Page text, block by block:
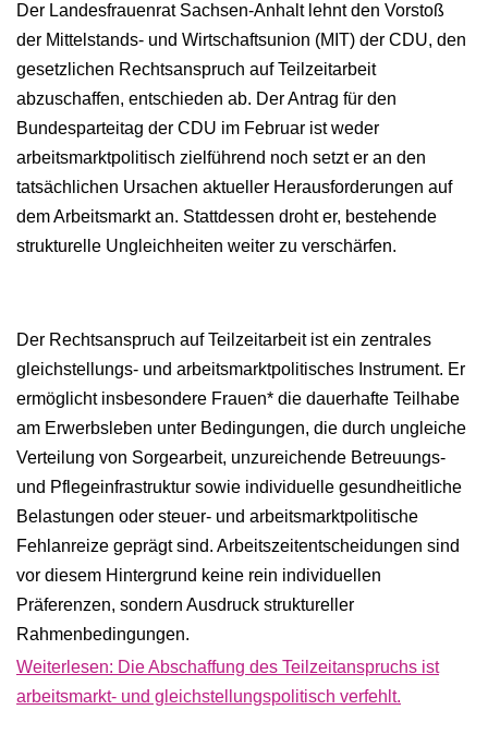
Der Landesfrauenrat Sachsen-Anhalt lehnt den Vorstoß
der Mittelstands- und Wirtschaftsunion (MIT) der CDU, den
gesetzlichen Rechtsanspruch auf Teilzeitarbeit
abzuschaffen, entschieden ab. Der Antrag für den
Bundesparteitag der CDU im Februar ist weder
arbeitsmarktpolitisch zielführend noch setzt er an den
tatsächlichen Ursachen aktueller Herausforderungen auf
dem Arbeitsmarkt an. Stattdessen droht er, bestehende
strukturelle Ungleichheiten weiter zu verschärfen.
Der Rechtsanspruch auf Teilzeitarbeit ist ein zentrales
gleichstellungs- und arbeitsmarktpolitisches Instrument. Er
ermöglicht insbesondere Frauen* die dauerhafte Teilhabe
am Erwerbsleben unter Bedingungen, die durch ungleiche
Verteilung von Sorgearbeit, unzureichende Betreuungs-
und Pflegeinfrastruktur sowie individuelle gesundheitliche
Belastungen oder steuer- und arbeitsmarktpolitische
Fehlanreize geprägt sind. Arbeitszeitentscheidungen sind
vor diesem Hintergrund keine rein individuellen
Präferenzen, sondern Ausdruck struktureller
Rahmenbedingungen.
Weiterlesen: Die Abschaffung des Teilzeitanspruchs ist
arbeitsmarkt- und gleichstellungspolitisch verfehlt.